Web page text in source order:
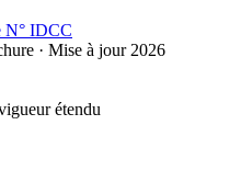
N° IDCC
· Mise à jour 2026
étendu